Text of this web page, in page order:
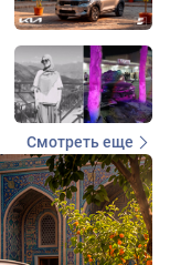
Смотреть еще